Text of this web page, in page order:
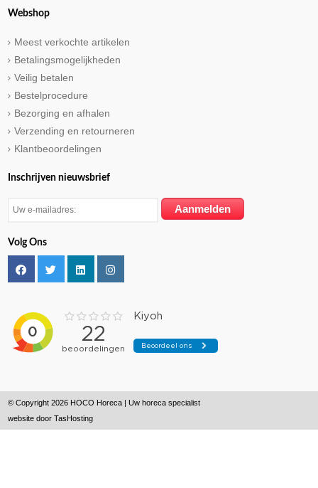
Webshop
Meest verkochte artikelen
Betalingsmogelijkheden
Veilig betalen
Bestelprocedure
Bezorging en afhalen
Verzending en retourneren
Klantbeoordelingen
Inschrijven nieuwsbrief
Volg Ons
© Copyright 2026 HOCO Horeca | Uw horeca specialist
website doorTasHosting